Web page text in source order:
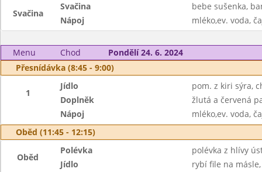
Svačina
Svačina
bebe sušenka,
Nápoj
mléko,ev. voda,
Menu Chod
Pondělí 24. 6. 2024
Přesnídávka (8:45 - 9:00)
1
Jídlo
pom. z kiri sýra,
Doplněk
žlutá a červená
Nápoj
mléko,ev. voda,
Oběd (11:45 - 12:15)
Oběd
Polévka
polévka z hlívy
Jídlo
rybí file na másle,